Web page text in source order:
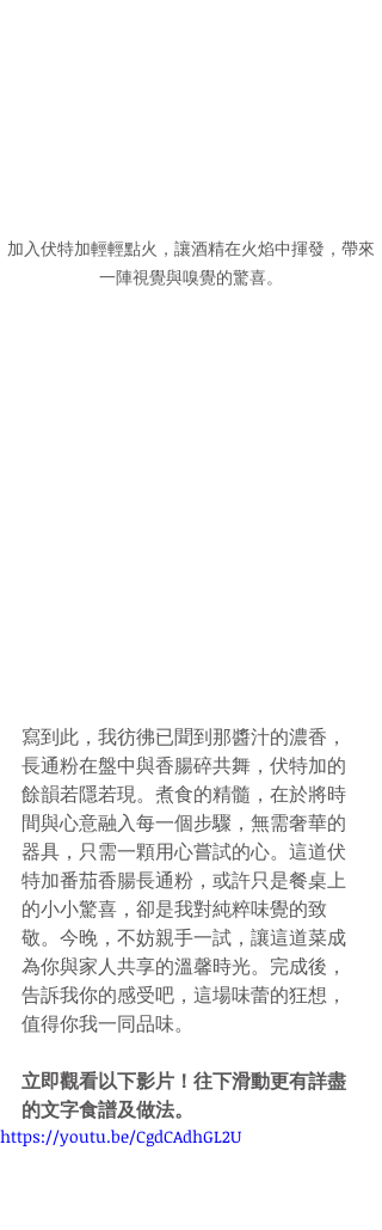
加入伏特加輕輕點火，讓酒精在火焰中揮發，帶來
一陣視覺與嗅覺的驚喜。
寫到此，我彷彿已聞到那醬汁的濃香，
長通粉在盤中與香腸碎共舞，伏特加的
餘韻若隱若現。煮食的精髓，在於將時
間與心意融入每一個步驟，無需奢華的
器具，只需一顆用心嘗試的心。這道伏
特加番茄香腸長通粉，或許只是餐桌上
的小小驚喜，卻是我對純粹味覺的致
敬。今晚，不妨親手一試，讓這道菜成
為你與家人共享的溫馨時光。完成後，
告訴我你的感受吧，這場味蕾的狂想，
值得你我一同品味。
立即觀看以下影片！往下滑動更有詳盡
的文字食譜及做法。
https://youtu.be/CgdCAdhGL2U